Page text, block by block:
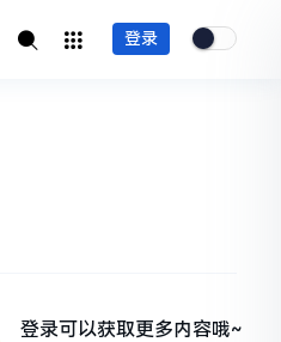
登录
登录可以获取更多内容哦~